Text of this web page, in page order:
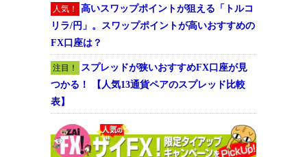
人気！
高いスワップポイントが狙える「トルコ
リラ/円」。スワップポイントが高いおすすめの
FX口座は？
注目！
スプレッドが狭いおすすめFX口座が見
つかる！ 【人気13通貨ペアのスプレッド比較
表】